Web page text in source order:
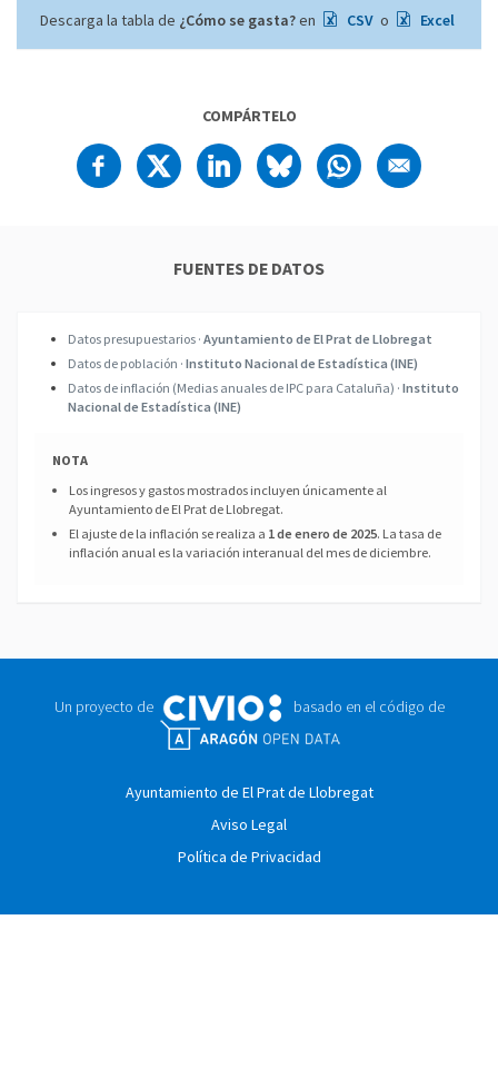
Descarga la tabla de ¿Cómo se gasta?en CSV o Excel
COMPÁRTELO
FUENTES DE DATOS
Datos presupuestarios · Ayuntamiento de El Prat de Llobregat
Datos de población · Instituto Nacional de Estadística (INE)
Datos de inflación (Medias anuales de IPC para Cataluña) · Instituto
Nacional de Estadística (INE)
NOTA
Los ingresos y gastos mostrados incluyen únicamente al
Ayuntamiento de El Prat de Llobregat.
El ajuste de la inflación se realiza a 1 de enero de 2025. La tasa de
inflación anual es la variación interanual del mes de diciembre.
Un proyecto de basado en el código de
Ayuntamiento de El Prat de Llobregat
Aviso Legal
Política de Privacidad